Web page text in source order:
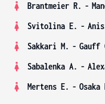
Brantmeier R. -
Svitolina E. -
Sakkari M. - Gauff
Sabalenka A. -
Mertens E. - Osaka